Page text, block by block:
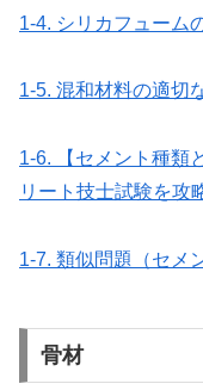
1-4. シリカフューム
1-5. 混和材料の適切
1-6. 【セメント種類
リート技士試験を攻
1-7. 類似問題（セメ
骨材